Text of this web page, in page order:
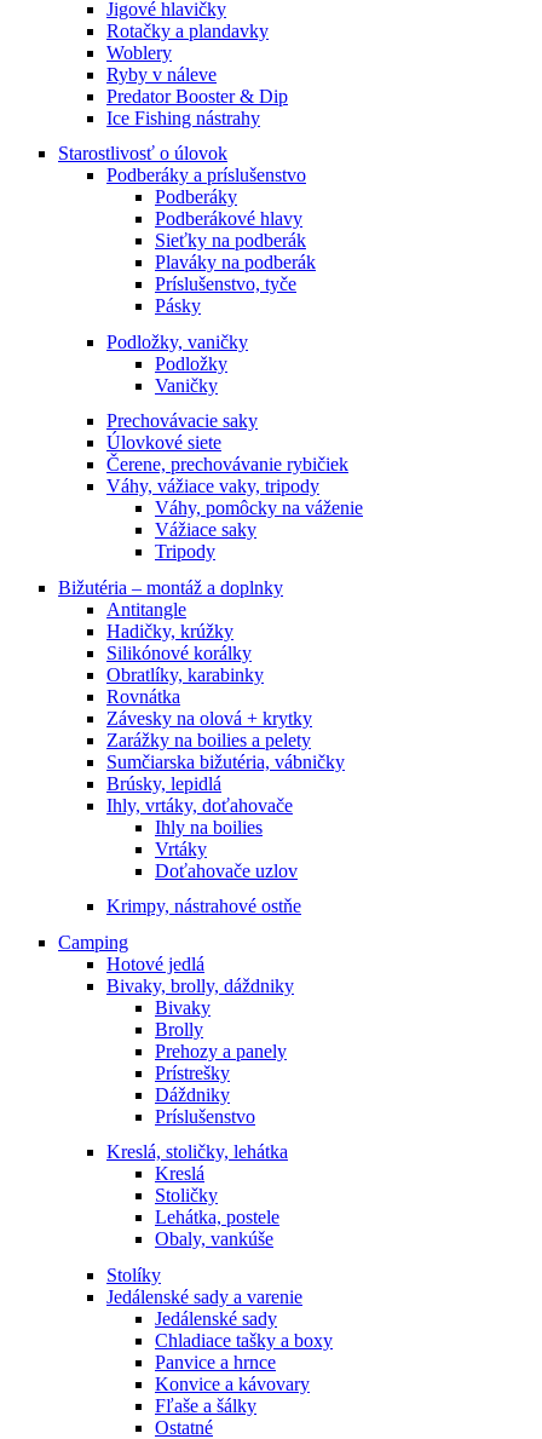
Jigové hlavičky
Rotačky a plandavky
Woblery
Ryby v náleve
Predator Booster & Dip
Ice Fishing nástrahy
Starostlivosť o úlovok
Podberáky a príslušenstvo
Podberáky
Podberákové hlavy
Sieťky na podberák
Plaváky na podberák
Príslušenstvo, tyče
Pásky
Podložky, vaničky
Podložky
Vaničky
Prechovávacie saky
Úlovkové siete
Čerene, prechovávanie rybičiek
Váhy, vážiace vaky, tripody
Váhy, pomôcky na váženie
Vážiace saky
Tripody
Bižutéria – montáž a doplnky
Antitangle
Hadičky, krúžky
Silikónové korálky
Obratlíky, karabinky
Rovnátka
Závesky na olová + krytky
Zarážky na boilies a pelety
Sumčiarska bižutéria, vábničky
Brúsky, lepidlá
Ihly, vrtáky, doťahovače
Ihly na boilies
Vrtáky
Doťahovače uzlov
Krimpy, nástrahové ostňe
Camping
Hotové jedlá
Bivaky, brolly, dáždniky
Bivaky
Brolly
Prehozy a panely
Prístrešky
Dáždniky
Príslušenstvo
Kreslá, stoličky, lehátka
Kreslá
Stoličky
Lehátka, postele
Obaly, vankúše
Stolíky
Jedálenské sady a varenie
Jedálenské sady
Chladiace tašky a boxy
Panvice a hrnce
Konvice a kávovary
Fľaše a šálky
Ostatné